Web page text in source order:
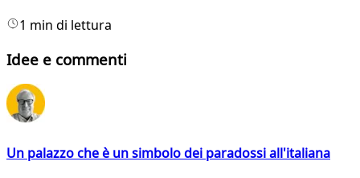
1 min di lettura
Idee e commenti
Un palazzo che è un simbolo dei paradossi all'italiana